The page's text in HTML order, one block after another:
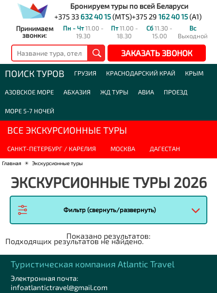
Бронируем туры по всей Беларуси
+375 33 632 40 15(MTS)+375 29 162 40 15(A1)
Принимаем
звонки:
Пн - Чт11.00 -
19.30
Пт11.00 -
18.30
Сб11.30 -
15.00
Вс
Выходной
ЗАКАЗАТЬ ЗВОНОК
ПОИСК ТУРОВ ГРУЗИЯ КРАСНОДАРСКИЙ КРАЙ КРЫМ
АЗОВСКОЕ МОРЕ АБХАЗИЯ ЖД ТУРЫ АВИА ПРОЕЗД
МОРЕ 5-7 НОЧЕЙ
ВСЕ ЭКСКУРСИОННЫЕ ТУРЫ
САНКТ-ПЕТЕРБУРГ / КАРЕЛИЯ МОСКВА ДАГЕСТАН
Главная ☀ Экскурсионные туры
ЭКСКУРСИОННЫЕ ТУРЫ 2026
Фильтр (свернуть/развернуть)
Показано результатов:
Подходящих результатов не найдено.
Туристическая компания Аtlantic Travel
Электронная почта:
infoatlantictravel@gmail.com